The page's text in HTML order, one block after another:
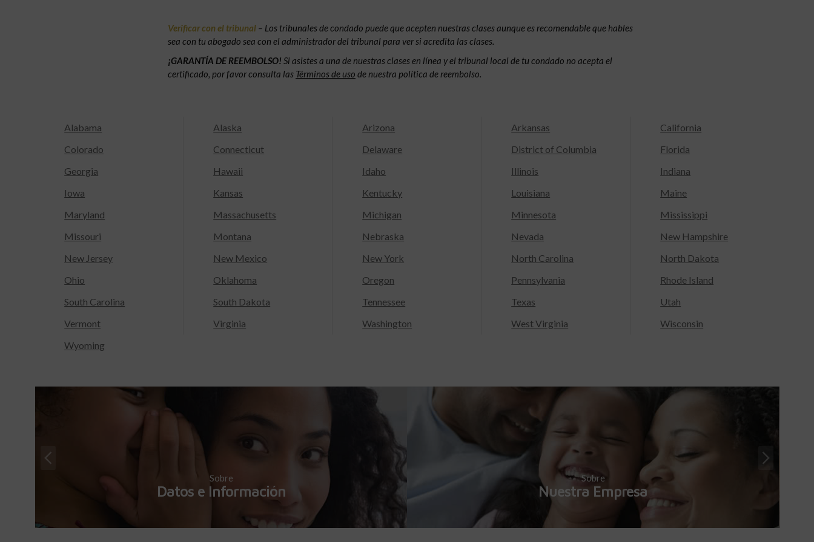
Verificar con el tribunal – Los tribunales de condado puede que acepten nuestras clases aunque es recomendable que hables
sea con tu abogado sea con el administrador del tribunal para ver si acredita las clases.
¡GARANTÍA DE REEMBOLSO! Si asistes a una de nuestras clases en línea y el tribunal local de tu condado no acepta el
certificado, por favor consulta las Términos de uso de nuestra política de reembolso.
Alabama Alaska Arizona Arkansas
California
Colorado
Connecticut Delaware District of Columbia
Florida
Georgia
Hawaii Idaho Illinois
Indiana
Iowa
Kansas Kentucky Louisiana
Maine
Maryland
Massachusetts Michigan Minnesota
Mississippi
Missouri
Montana Nebraska Nevada
New Hampshire
New Jersey
New Mexico New York North Carolina
North Dakota
Ohio
Oklahoma Oregon Pennsylvania
Rhode Island
South Carolina
South Dakota Tennessee Texas
Utah
Vermont
Virginia Washington West Virginia
Wisconsin
Wyoming
Sobre
Datos e Información
Sobre
Nuestra Empresa